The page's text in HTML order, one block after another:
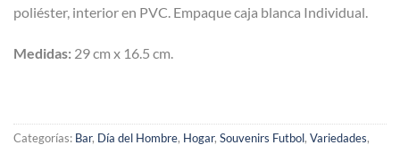
poliéster, interior en PVC. Empaque caja blanca Individual.
Medidas: 29 cm x 16.5 cm.
Categorías: Bar, Día del Hombre, Hogar, Souvenirs Futbol, Variedades,